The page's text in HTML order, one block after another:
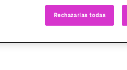
Rechazarlas todas